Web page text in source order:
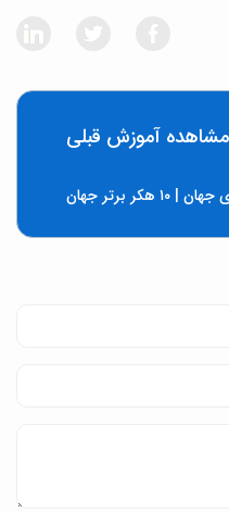
مشاهده آموزش قبلی
برتر جهان